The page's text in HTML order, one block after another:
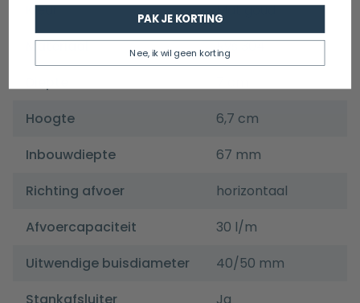
Kleur
Mat goud
Materiaal
Rvs 304
Hoogte
6,7 cm
Inbouwdiepte
67 mm
Richting afvoer
horizontaal
Afvoercapaciteit
30 l/m
Uitwendige buisdiameter
40/50 mm
PAK JE KORTING
Nee, ik wil geen korting